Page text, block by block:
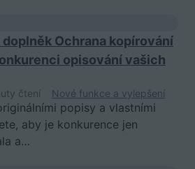
Ochrana kopírování
opisování vašich
čtení Nové funkce a vylepšení
popisy a vlastními
aby je konkurence jen
a…